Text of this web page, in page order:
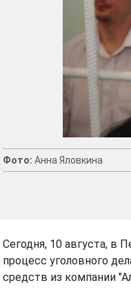
Фото: Анна Яловкина
Сегодня, 10 августа, в
процесс уголовного
средств из компании